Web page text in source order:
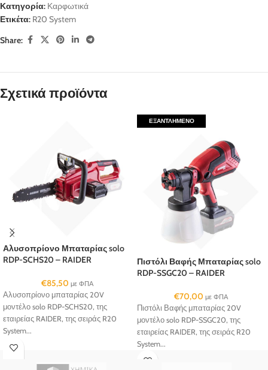
Κατηγορία: Καρφωτικά
Ετικέτα: R20 System
Share:
Σχετικά προϊόντα
Αλυσοπρίονο Μπαταρίας solo
RDP-SCHS20 – RAIDER
€85,50 με ΦΠΑ
Αλυσοπρίονο μπαταρίας 20V
μοντέλο solo RDP-SCHS20, της
εταιρείας RAIDER, της σειράς R20
System...
ΕΞΑΝΤΛΗΜΈΝΟ
Πιστόλι Βαφής Μπαταρίας solo
RDP-SSGC20 – RAIDER
€70,00 με ΦΠΑ
Πιστόλι Βαφής μπαταρίας 20V
μοντέλο solo RDP-SSGC20, της
εταιρείας RAIDER, της σειράς R20
System...